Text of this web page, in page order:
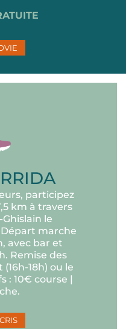
participez
km à travers
le
marche
avec bar et
Remise des
18h) ou le
: 10€ course |